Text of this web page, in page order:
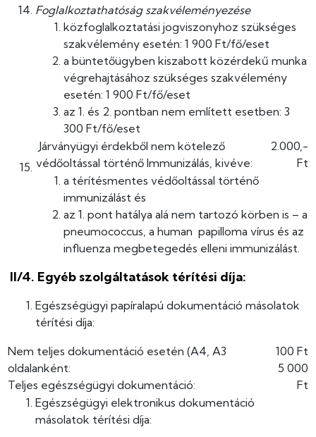
Foglalkoztathatóság szakvéleményezése
közfoglalkoztatási jogviszonyhoz szükséges
szakvélemény esetén: 1 900 Ft/fő/eset
a büntetőügyben kiszabott közérdekű munka
végrehajtásához szükséges szakvélemény
esetén: 1 900 Ft/fő/eset
az 1. és 2. pontban nem említett esetben: 3
300 Ft/fő/eset
Járványügyi érdekből nem kötelező
védőoltással történő Immunizálás, kivéve:
2.000,-
Ft
a térítésmentes védőoltással történő
immunizálást és
az 1. pont hatálya alá nem tartozó körben is – a
pneumococcus, a human papilloma vírus és az
influenza megbetegedés elleni immunizálást.
II/4. Egyéb szolgáltatások térítési díja:
Egészségügyi papíralapú dokumentáció másolatok
térítési díja:
Nem teljes dokumentáció esetén (A4, A3
oldalanként:
Teljes egészségügyi dokumentáció:
100 Ft
5 000
Ft
Egészségügyi elektronikus dokumentáció
másolatok térítési díja: